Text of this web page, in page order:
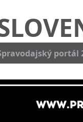
portál